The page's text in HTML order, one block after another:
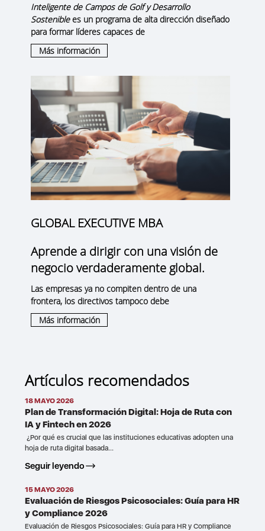
Inteligente de Campos de Golf y Desarrollo
Sosteniblees un programa de alta dirección diseñado
para formar líderes capaces de
Más información
GLOBAL EXECUTIVE MBA
Aprende a dirigir con una visión de
negocio verdaderamente global.
Las empresas ya no compiten dentro de una
frontera, los directivos tampoco debe
Más información
Artículos recomendados
18 MAYO 2026
Plan de Transformación Digital: Hoja de Ruta con
IA y Fintech en 2026
¿Por qué es crucial que las instituciones educativas adopten una
hoja de ruta digital basada...
Seguir leyendo
15 MAYO 2026
Evaluación de Riesgos Psicosociales: Guía para HR
y Compliance 2026
Evaluación de Riesgos Psicosociales: Guía para HR y Compliance